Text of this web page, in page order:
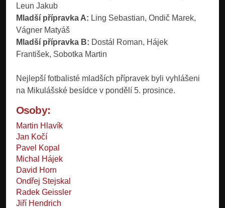
Leun Jakub
Mladší přípravka A: Ling Sebastian, Ondič Marek,
Vágner Matyáš
Mladší přípravka B: Dostál Roman, Hájek
František, Sobotka Martin
Nejlepší fotbalisté mladších přípravek byli vyhlášeni
na Mikulášské besídce v pondělí 5. prosince.
Osoby:
Martin Hlavík
Jan Kočí
Pavel Kopal
Michal Hájek
David Horn
Ondřej Stejskal
Radek Geissler
Jiří Hendrich